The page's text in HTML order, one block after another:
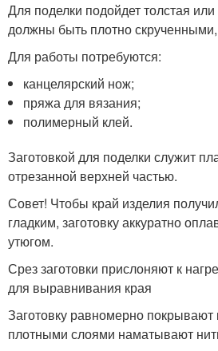
Для поделки подойдет толстая
должны быть плотно
Для работы потребуются:
канцелярский нож;
пряжа для вязания;
полимерный клей.
Заготовкой для поделки служит
отрезанной верхней частью.
Совет! Чтобы край изделия
гладким, заготовку аккуратно
утюгом.
Срез заготовки прислоняют к
для выравнивания края
Заготовку равномерно покрывают
плотными слоями наматывают